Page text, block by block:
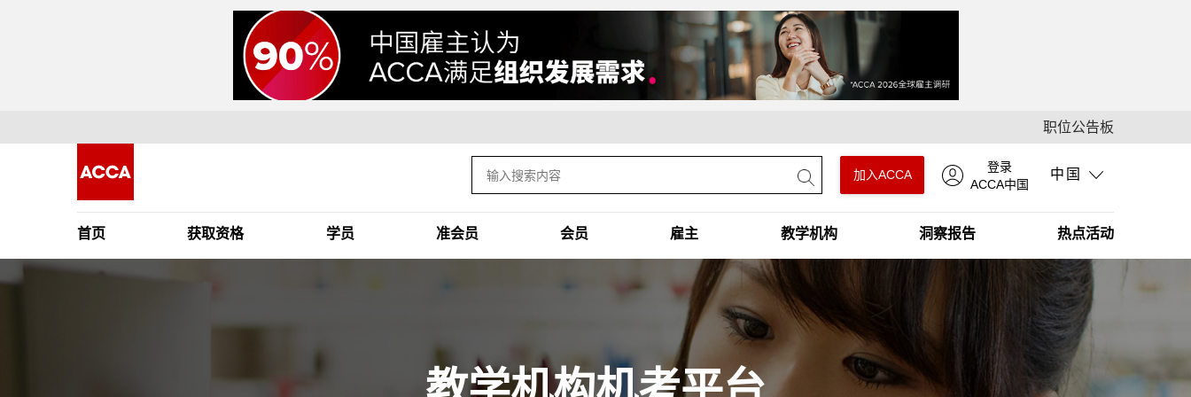
职位公告板
中国
登录
ACCA中国
加入ACCA
首页 获取资格 学员 准会员 会员 雇主 教学机构 洞察报告 热点活动